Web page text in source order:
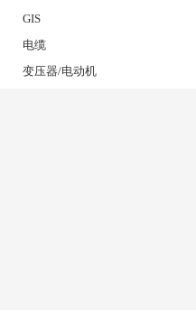
GIS
电缆
变压器/电动机